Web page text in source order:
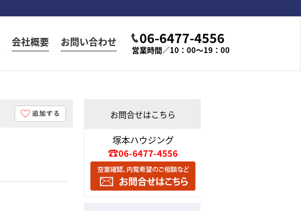
会社概要 お問い合わせ 06-6477-4556
営業時間／10：00～19：00
お問合せはこちら
塚本ハウジング
06-6477-4556